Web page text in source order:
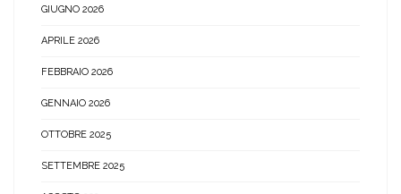
GIUGNO 2026
APRILE 2026
FEBBRAIO 2026
GENNAIO 2026
OTTOBRE 2025
SETTEMBRE 2025